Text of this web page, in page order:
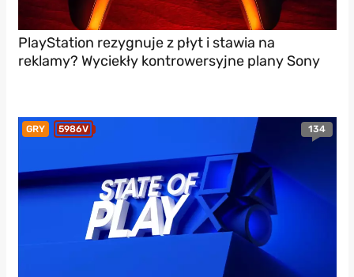
PlayStation rezygnuje z płyt i stawia na
reklamy? Wyciekły kontrowersyjne plany Sony
GRY 5986V 134